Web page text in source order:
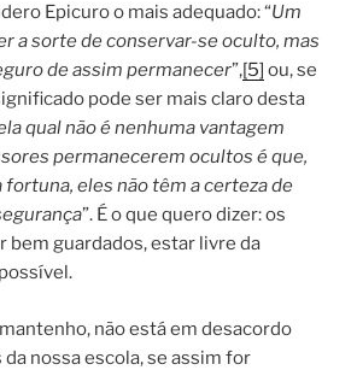
Epicuro o mais adequado: “Um
a sorte de conservar-se oculto, mas
de assim permanecer”,[5] ou, se
pode ser mais claro desta
qual não é nenhuma vantagem
permanecerem ocultos é que,
eles não têm a certeza de
”. É o que quero dizer: os
bem guardados, estar livre da
não está em desacordo
nossa escola, se assim for